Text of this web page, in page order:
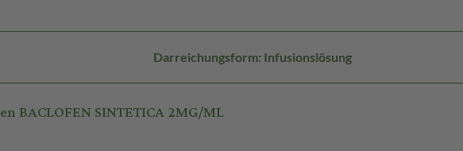
Darreichungsform: Infusionslösung
SINTETICA 2MG/ML